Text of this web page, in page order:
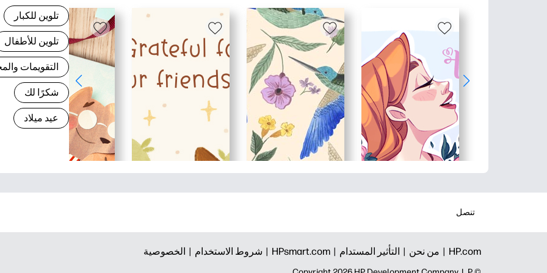
تلوين للكبار
تلوين للأطفال
التقويمات
شكرًا لك
عيد ميلاد
تنصل
HP.com | من نحن | التأثير المستدام | HPsmart.com | شروط الاستخدام | الخصوصية